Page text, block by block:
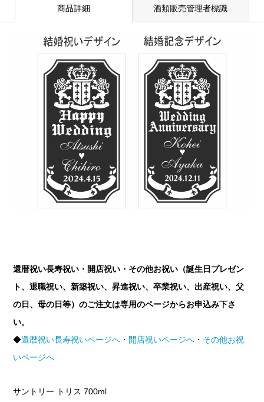
商品詳細 酒類販売管理者標識
還暦祝い長寿祝い・開店祝い・その他お祝い（誕生日プレゼン
ト、退職祝い、新築祝い、昇進祝い、卒業祝い、出産祝い、父
の日、母の日等）のご注文は専用のページからお申込み下さ
い。
◆還暦祝い長寿祝いページへ ・ 開店祝いページへ ・ その他お祝
いページへ
サントリー トリス 700ml